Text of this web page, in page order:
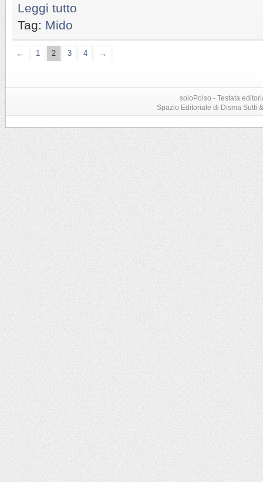
Leggi tutto
Tag: Mido
← 1 2 3 4 →
soloPolso - Testata
Spazio Editoriale di Disma Sutti